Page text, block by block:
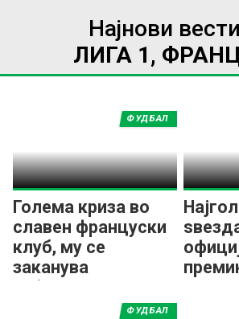
Најнови
ЛИГА 1,
Голема криза во
славен француски
клуб, му се
заканува
исфралање во
понизок ранг
ФУДБАЛ
ФУДБАЛ